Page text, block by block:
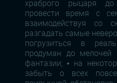
храброго рыцаря до
провести время с
взаимодействуя со
разгадать самые
погрузиться в
продуман до мелочей
фантазии; • на
забыть о всех